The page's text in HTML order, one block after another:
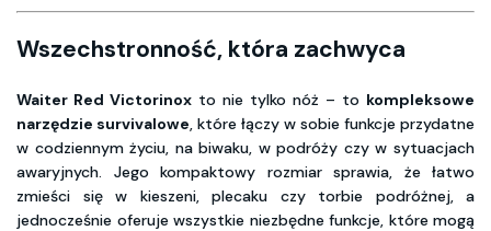
Wszechstronność, która zachwyca
Waiter Red Victorinox to nie tylko nóż – to kompleksowe
narzędzie survivalowe, które łączy w sobie funkcje przydatne
w codziennym życiu, na biwaku, w podróży czy w sytuacjach
awaryjnych. Jego kompaktowy rozmiar sprawia, że łatwo
zmieści się w kieszeni, plecaku czy torbie podróżnej, a
jednocześnie oferuje wszystkie niezbędne funkcje, które mogą